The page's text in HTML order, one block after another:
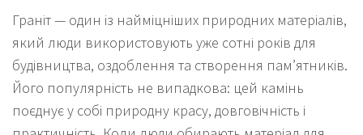
Граніт — один із найміцніших природних матеріалів,
який люди використовують уже сотні років для
будівництва, оздоблення та створення пам’ятників.
Його популярність не випадкова: цей камінь
поєднує у собі природну красу, довговічність і